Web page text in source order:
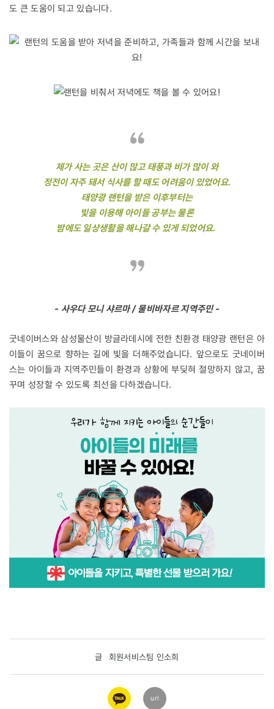
도 큰 도움이 되고 있습니다.
제가 사는 곳은 산이 많고 태풍과 비가 많이 와
정전이 자주 돼서 식사를 할 때도 어려움이 있었어요.
태양광 랜턴을 받은 이후부터는
빛을 이용해 아이들 공부는 물론
밤에도 일상생활을 해나갈 수 있게 되었어요.
- 사우다 모니 샤르마 / 물비바자르 지역주민 -
굿네이버스와 삼성물산이 방글라데시에 전한 친환경 태양광 랜턴은 아
이들이 꿈으로 향하는 길에 빛을 더해주었습니다. 앞으로도 굿네이버
스는 아이들과 지역주민들이 환경과 상황에 부딪혀 절망하지 않고, 꿈
꾸며 성장할 수 있도록 최선을 다하겠습니다.
글 회원서비스팀 인소희
카카오
링크
url